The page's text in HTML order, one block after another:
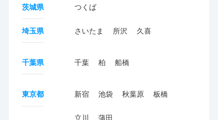
茨城県 つくば
埼玉県 さいたま 所沢 久喜
千葉県 千葉 柏 船橋
東京都 新宿 池袋 秋葉原 板橋
立川 蒲田